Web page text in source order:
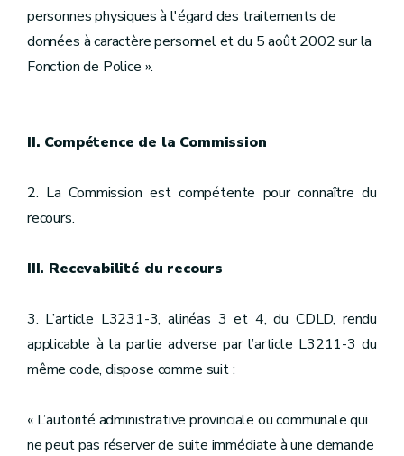
personnes physiques à l'égard des traitements de
données à caractère personnel et du 5 août 2002 sur la
Fonction de Police ».
II. Compétence de la Commission
2. La Commission est compétente pour connaître du
recours.
III. Recevabilité du recours
3. L’article L3231-3, alinéas 3 et 4, du CDLD, rendu
applicable à la partie adverse par l’article L3211-3 du
même code, dispose comme suit :
« L’autorité administrative provinciale ou communale qui
ne peut pas réserver de suite immédiate à une demande